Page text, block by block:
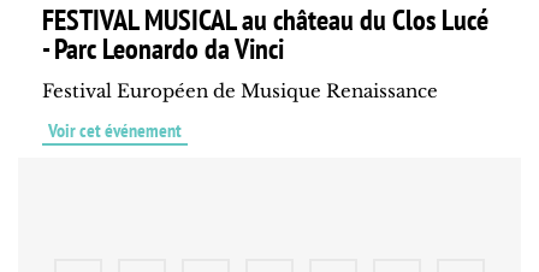
FESTIVAL MUSICAL au château du Clos Lucé
- Parc Leonardo da Vinci
Festival Européen de Musique Renaissance
Voir cet événement